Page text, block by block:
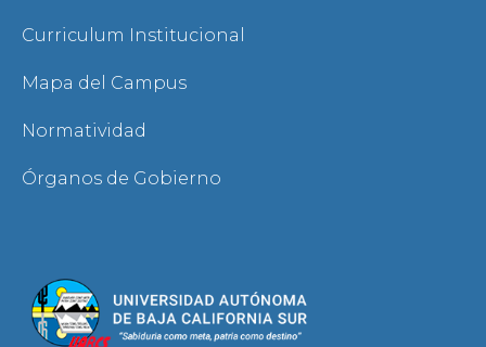
Curriculum Institucional
Mapa del Campus
Normatividad
Órganos de Gobierno